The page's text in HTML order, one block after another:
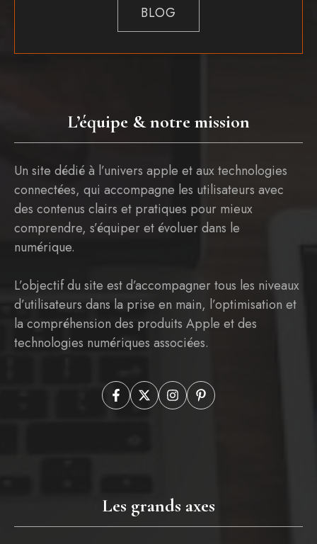
L’équipe & notre mission
Un site dédié à l’univers apple et aux technologies
connectées, qui accompagne les utilisateurs avec
des contenus clairs et pratiques pour mieux
comprendre, s’équiper et évoluer dans le
numérique.
L’objectif du site est d’accompagner tous les niveaux
d’utilisateurs dans la prise en main, l’optimisation et
la compréhension des produits Apple et des
technologies numériques associées.
BLOG
Les grands axes